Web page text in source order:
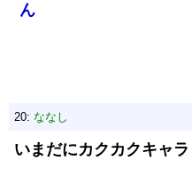
ん
20: ななし
いまだにカクカクキャ